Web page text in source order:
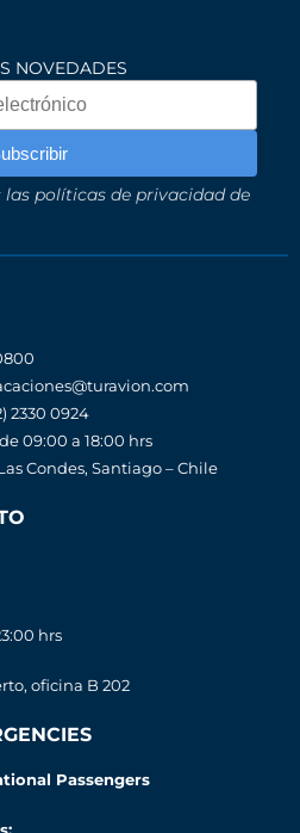
NOVEDADES
políticas de privacidad de
2330 0924
09:00 a 18:00 hrs
Condes, Santiago – Chile
hrs
oficina B 202
Passengers